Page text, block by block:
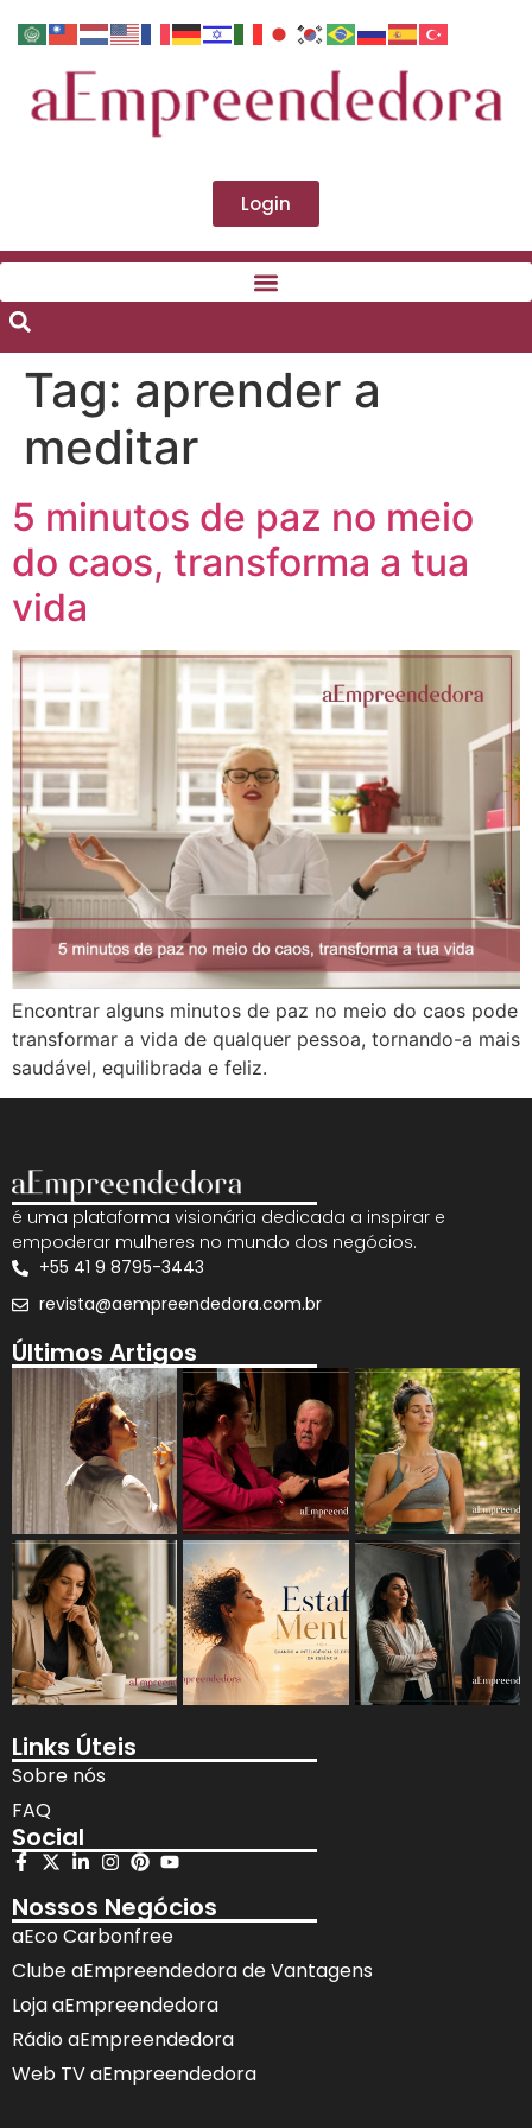
Login
Tag: aprender a
meditar
5 minutos de paz no meio
do caos, transforma a tua
vida
Encontrar alguns minutos de paz no meio do caos pode
transformar a vida de qualquer pessoa, tornando-a mais
saudável, equilibrada e feliz.
é uma plataforma visionária dedicada a inspirar e
empoderar mulheres no mundo dos negócios.
+55 41 9 8795-3443
revista@aempreendedora.com.br
Últimos Artigos
Links Úteis
Sobre nós
FAQ
Social
Nossos Negócios
aEco Carbonfree
Clube aEmpreendedora de Vantagens
Loja aEmpreendedora
Rádio aEmpreendedora
Web TV aEmpreendedora